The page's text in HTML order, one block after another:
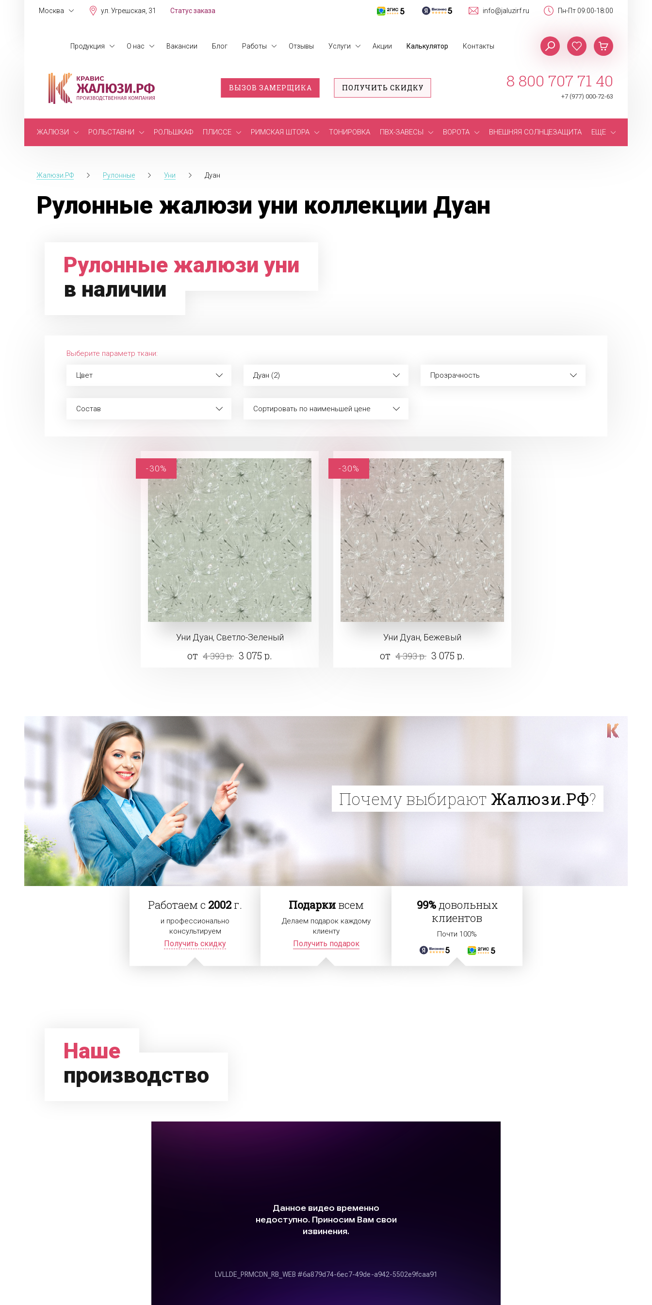
Москва ул. Угрешская, 31 Пн-Пт 09:00-18:00
info@jaluzirf.ru
Статус заказа
Продукция О нас Вакансии Блог Работы Отзывы Услуги Акции Калькулятор Контакты
ВЫЗОВ ЗАМЕРЩИКА ПОЛУЧИТЬ СКИДКУ 8 800 707 71 40
+7 (977) 000-72-63
ЖАЛЮЗИ РОЛЬСТАВНИ РОЛЬШКАФ ПЛИССЕ РИМСКАЯ ШТОРА ТОНИРОВКА ПВХ-ЗАВЕСЫ ВОРОТА ВНЕШНЯЯ СОЛНЦЕЗАЩИТА ЕЩЕ
Жалюзи.РФ Рулонные Уни Дуан
Рулонные жалюзи уни коллекции Дуан
Рулонные жалюзи уни
в наличии
Выберите параметр ткани:
Цвет Дуан (2) Прозрачность
Состав Сортировать по наименьшей цене
Уни Дуан, Светло-Зеленый
от 4 393 р. 3 075 р.
-30%
Уни Дуан, Бежевый
от 4 393 р. 3 075 р.
-30%
Почему выбирают Жалюзи.РФ?
Работаем с 2002 г.
и профессионально
консультируем
Получить скидку
Подаркивсем
Делаем подарок каждому
клиенту
Получить подарок
99%довольных
клиентов
Почти 100%
Наше
производство